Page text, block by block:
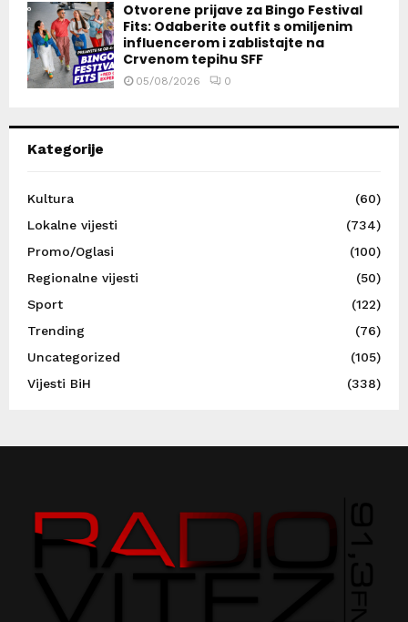
Otvorene prijave za Bingo Festival
Fits: Odaberite outfit s omiljenim
influencerom i zablistajte na
Crvenom tepihu SFF
05/08/2026 0
Kategorije
Kultura
(60)
Lokalne vijesti
(734)
Promo/Oglasi
(100)
Regionalne vijesti
(50)
Sport
(122)
Trending
(76)
Uncategorized
(105)
Vijesti BiH
(338)